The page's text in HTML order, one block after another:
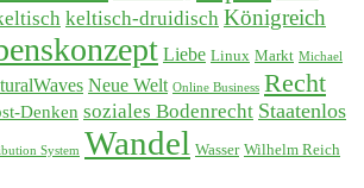
keltisch-druidisch Königreich
Liebe Linux Markt Michael
Neue Welt Online Business Recht
Denken soziales Bodenrecht Staatenlos
System Wandel Wasser Wilhelm Reich